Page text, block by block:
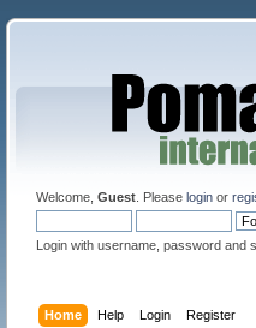
Welcome, Guest. Please loginor
Login with username, password and
Home Help Login Register